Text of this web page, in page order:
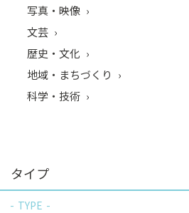
写真・映像
文芸
歴史・文化
地域・まちづくり
科学・技術
タイプ
TYPE